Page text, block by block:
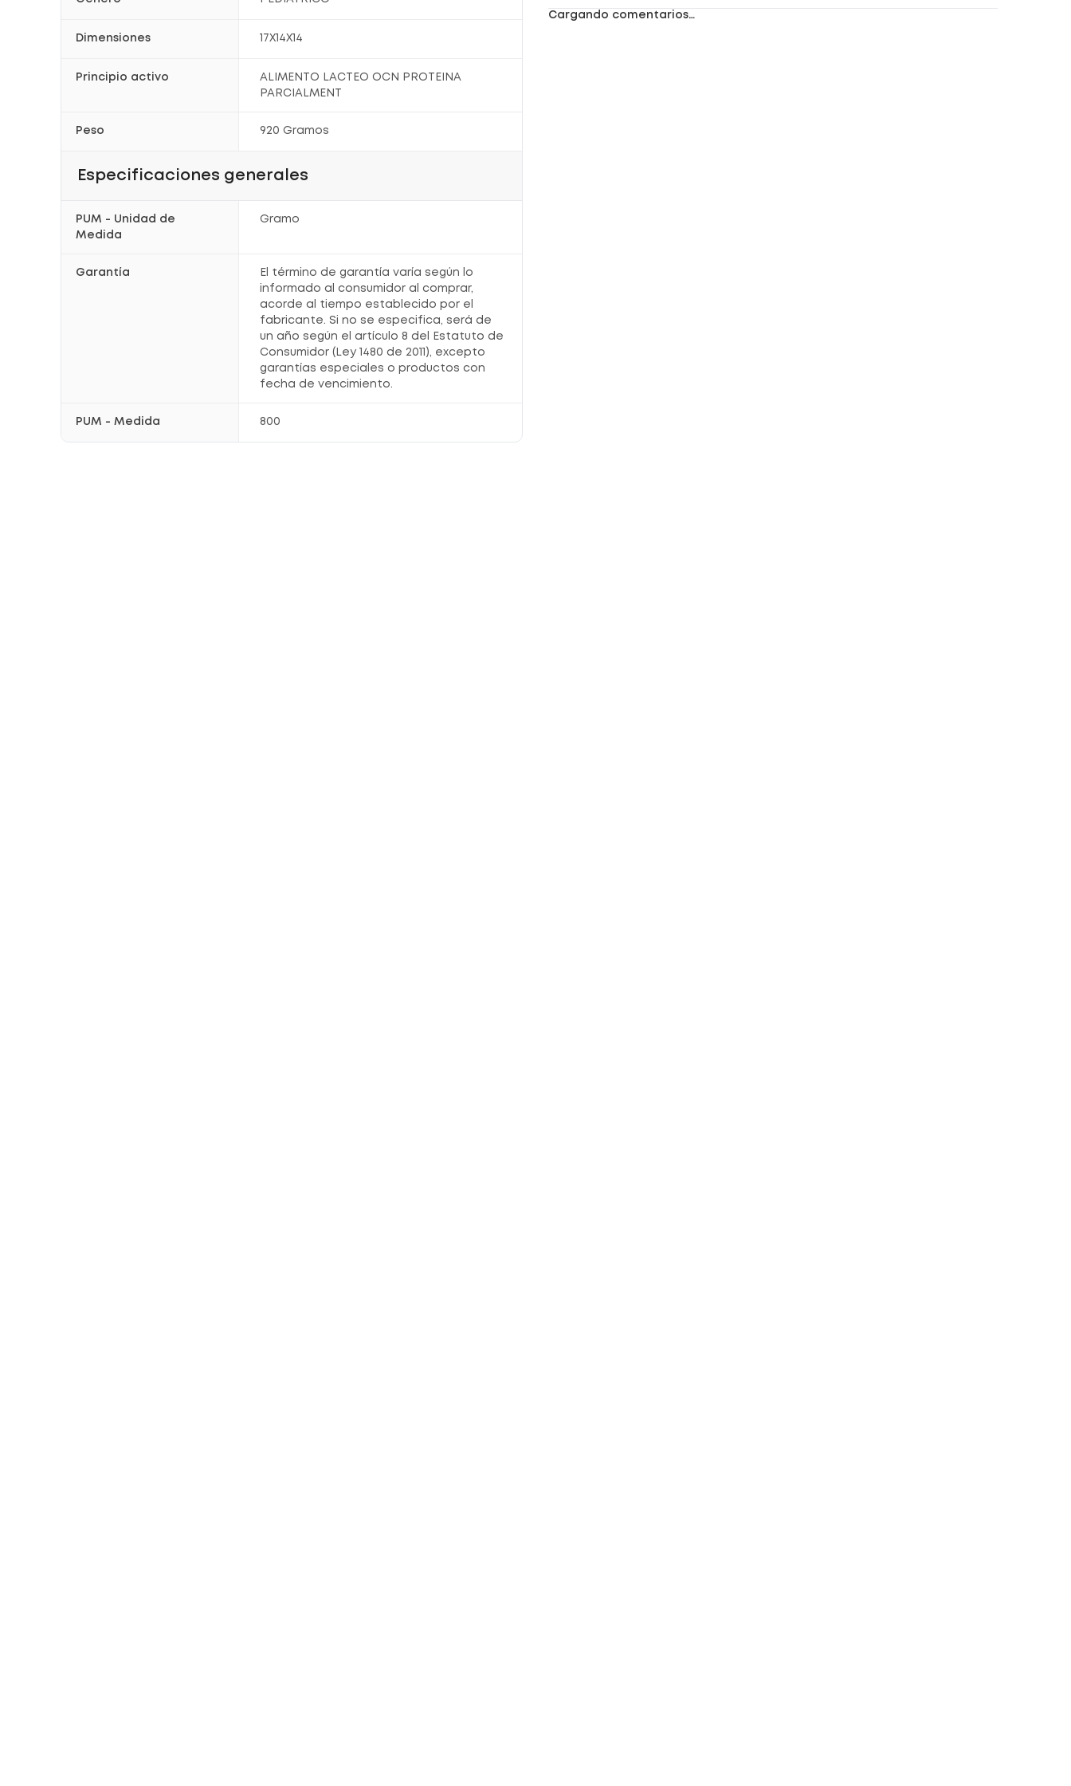
materna, es un alimento lácteo complementario,
especialmente diseñado para niños a partir
Dimensiones 17X14X14
Principio activo
ALIMENTO LACTEO OCN PROTEINA
PARCIALMENT
Peso 920 Gramos
Especificaciones generales
PUM - Unidad de
Medida
Gramo
Garantía
El término de garantía varía según lo
informado al consumidor al comprar,
acorde al tiempo establecido por el
fabricante. Si no se especifica, será de
un año según el artículo 8 del Estatuto de
Consumidor (Ley 1480 de 2011), excepto
garantías especiales o productos con
fecha de vencimiento.
PUM - Medida 800
Cargando comentarios…